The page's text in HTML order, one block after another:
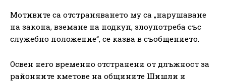
Мотивите са отстраняването му са „нарушаване
на закона, вземане на подкуп, злоупотреба със
служебно положение“, се казва в съобщението.
Освен него временно отстранени от длъжност за
районните кметове на общините Шишли и